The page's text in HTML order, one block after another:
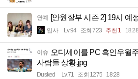
연예 [안원잘부 시즌 2] 19시 예
입사 Lv.94 조회 723 추천 1 18:28
이슈 오디세이를 PC 흑인우월
사람들 상황.jpg
Dusked Lv.71 조회 1275 18:28